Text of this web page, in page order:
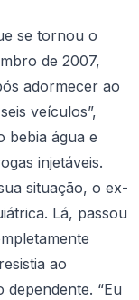
se tornou o
de 2007,
adormecer ao
veículos”,
bebia água e
injetáveis.
situação, o ex-
Lá, passou
ao
“Eu